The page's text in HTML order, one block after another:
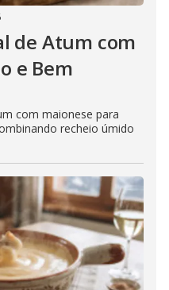
de Atum com
e Bem
com maionese para
recheio úmido